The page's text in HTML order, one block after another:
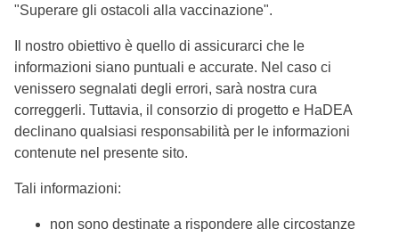
"Superare gli ostacoli alla vaccinazione".
Il nostro obiettivo è quello di assicurarci che le
informazioni siano puntuali e accurate. Nel caso ci
venissero segnalati degli errori, sarà nostra cura
correggerli. Tuttavia, il consorzio di progetto e HaDEA
declinano qualsiasi responsabilità per le informazioni
contenute nel presente sito.
Tali informazioni:
non sono destinate a rispondere alle circostanze